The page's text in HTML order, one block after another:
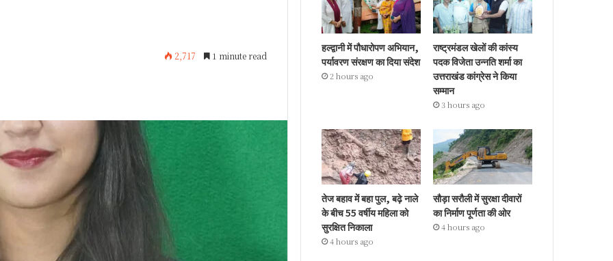
2,717 1 minute read
हल्द्वानी में पौधारोपण अभियान,
पर्यावरण संरक्षण का दिया संदेश
2 hours ago
राष्ट्रमंडल खेलों की कांस्य
पदक विजेता उन्नति शर्मा का
उत्तराखंड कांग्रेस ने किया
सम्मान
3 hours ago
तेज बहाव में बहा पुल, बढ़े नाले
के बीच 55 वर्षीय महिला को
सुरक्षित निकाला
4 hours ago
सौड़ा सरौली में सुरक्षा दीवारों
का निर्माण पूर्णता की ओर
4 hours ago